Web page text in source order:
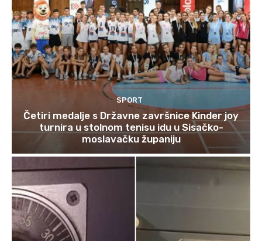
SPORT
Četiri medalje s Državne završnice Kinder joy
turnira u stolnom tenisu idu u Sisačko-
moslavačku županiju